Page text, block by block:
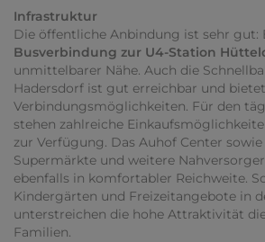
Infrastruktur
Die öffentliche Anbindung ist sehr gut:
Busverbindung zur U4-Station
unmittelbarer Nähe. Auch die
Hadersdorf ist gut erreichbar und
Verbindungsmöglichkeiten. Für den
stehen zahlreiche
zur Verfügung. Das Auhof Center sowie
Supermärkte und weitere
ebenfalls in komfortabler Reichweite.
Kindergärten und Freizeitangebote in
unterstreichen die hohe Attraktivität
Familien.